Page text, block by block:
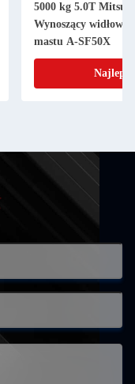
5000 kg 5.0T
Wynoszący
mastu A-SF50X